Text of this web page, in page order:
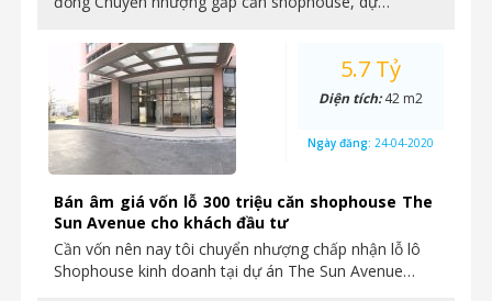
Bán âm giá vốn lỗ 300 triệu căn shophouse The
Sun Avenue cho khách đầu tư
Cần vốn nên nay tôi chuyển nhượng chấp nhận lỗ lô
Shophouse kinh doanh tại dự án The Sun Avenue…
5.7 Tỷ
Diện tích:42 m2
Ngày đăng: 24-04-2020